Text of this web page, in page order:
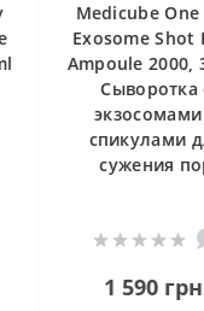
VT Cosmetics
Capsule Cream
50 ml
крем с ПДРН
пептидами
0
850 грн.